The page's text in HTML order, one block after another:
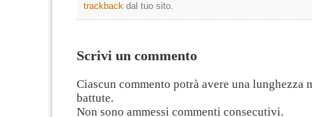
trackback dal tuo sito.
Scrivi un commento
Ciascun commento potrà avere una lunghezza
battute.
Non sono ammessi commenti consecutivi.